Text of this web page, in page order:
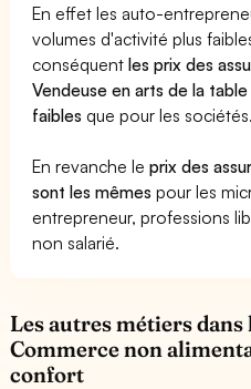
En effet les auto-
volumes d'activité plus
conséquentles prix des
Vendeuse en arts de la
faibles que pour les sociétés.
En revanche leprix des
sont les mêmes pour les
entrepreneur, professions
non salarié.
Les autres métiers
Commerce non
confort